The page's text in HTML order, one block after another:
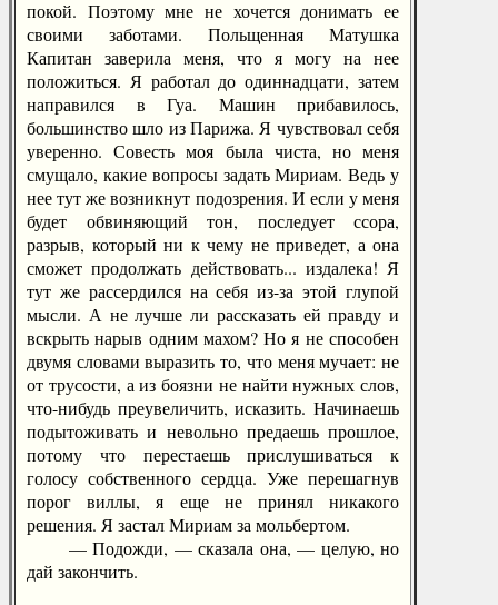
покой. Поэтому мне не хочется донимать ее
своими заботами. Польщенная Матушка
Капитан заверила меня, что я могу на нее
положиться. Я работал до одиннадцати, затем
направился в Гуа. Машин прибавилось,
большинство шло из Парижа. Я чувствовал себя
уверенно. Совесть моя была чиста, но меня
смущало, какие вопросы задать Мириам. Ведь у
нее тут же возникнут подозрения. И если у меня
будет обвиняющий тон, последует ссора,
разрыв, который ни к чему не приведет, а она
сможет продолжать действовать... издалека! Я
тут же рассердился на себя из-за этой глупой
мысли. А не лучше ли рассказать ей правду и
вскрыть нарыв одним махом? Но я не способен
двумя словами выразить то, что меня мучает: не
от трусости, а из боязни не найти нужных слов,
что-нибудь преувеличить, исказить. Начинаешь
подытоживать и невольно предаешь прошлое,
потому что перестаешь прислушиваться к
голосу собственного сердца. Уже перешагнув
порог виллы, я еще не принял никакого
решения. Я застал Мириам за мольбертом.
— Подожди, — сказала она, — целую, но
дай закончить.